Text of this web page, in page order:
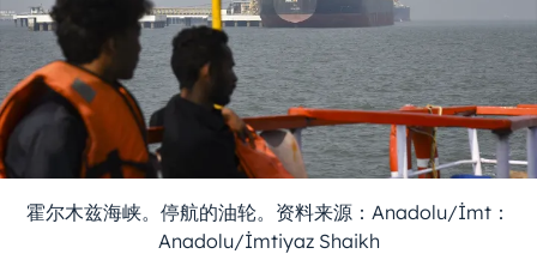
霍尔木兹海峡。停航的油轮。资料来源：Anadolu/İmt：
Anadolu/İmtiyaz Shaikh